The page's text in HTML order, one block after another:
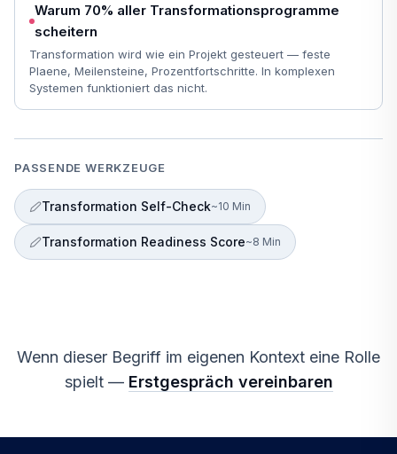
Warum 70% aller Transformationsprogramme
scheitern
Transformation wird wie ein Projekt gesteuert — feste
Plaene, Meilensteine, Prozentfortschritte. In komplexen
Systemen funktioniert das nicht.
PASSENDE WERKZEUGE
Transformation Self-Check~10 Min
Transformation Readiness Score~8 Min
Wenn dieser Begriff im eigenen Kontext eine Rolle
spielt — Erstgespräch vereinbaren